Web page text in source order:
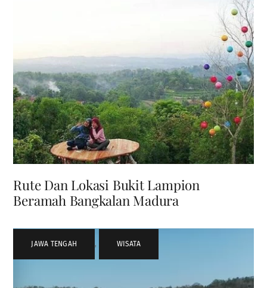
Rute Dan Lokasi Bukit Lampion
Beramah Bangkalan Madura
JAWA TENGAH , WISATA